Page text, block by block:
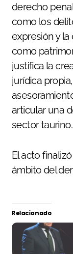
derecho
como los
expresión y
como
justifica la
jurídica
articular una
sector taurino.
El acto
ámbito del
Relacionado